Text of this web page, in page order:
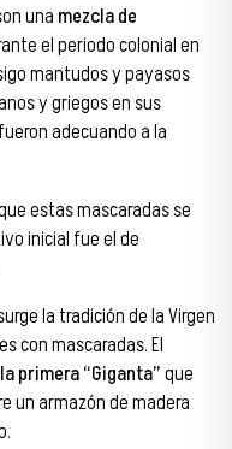
una mezcla de
el periodo colonial en
mantudos y payasos
y griegos en sus
adecuando a la
estas mascaradas se
inicial fue el de
la tradición de la Virgen
con mascaradas. El
primera “Giganta”que
un armazón de madera